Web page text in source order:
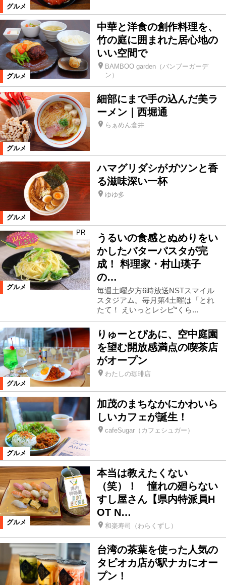
グルメ
グルメ
中華と洋食の創作料理を、
竹の庭に囲まれた居心地の
いい空間で
BAMBOO garden（バンブーガーデ
ン）
グルメ
細部にまで手の込んだ美ラ
ーメン｜西堀通
らぁめん倉井
グルメ
ハマグリダシがガツンと香
る滋味深い一杯
ゆゆ多
グルメ
PR
うるいの食感とぬめりをい
かしたバターパスタが完
成！ 料理家・村山瑛子
の…
毎週土曜夕方6時放送NSTスマイル
スタジアム。毎月第4土曜は「とれ
たて！ えいっとレシピ“くら...
グルメ
りゅーとぴあに、空中庭園
を望む開放感満点の喫茶店
がオープン
わたしの珈琲店
グルメ
加茂のまちなかにかわいら
しいカフェが誕生！
cafeSugar（カフェシュガー）
グルメ
本当は教えたくない
（笑）！ 憧れの廻らない
すし屋さん【県内特派員H
OT N…
和楽寿司（わらくずし）
台湾の茶葉を使った人気の
タピオカ店が駅ナカにオー
プン！